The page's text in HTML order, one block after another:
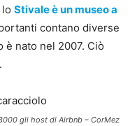
Stivale è un museo a
contano diverse
è nato nel 2007. Ciò
gli host di Airbnb – CorMez